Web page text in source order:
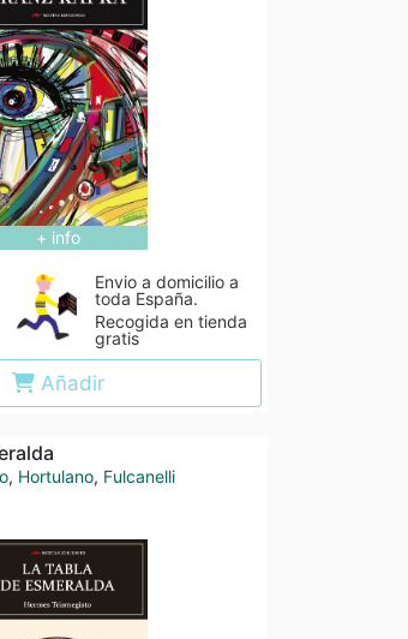
+ info
Envio a domicilio a
toda España.
Recogida en tienda
gratis
Añadir
, Hortulano, Fulcanelli